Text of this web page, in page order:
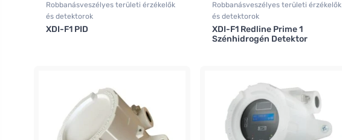
Robbanásveszélyes területi érzékelők
és detektorok
XDI-F1 PID
Robbanásveszélyes területi érzékelők
és detektorok
XDI-F1 Redline Prime 1
Szénhidrogén Detektor